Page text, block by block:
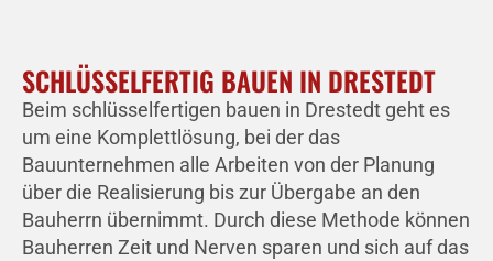
SCHLÜSSELFERTIG BAUEN IN DRESTEDT
Beim schlüsselfertigen bauen in Drestedt geht es
um eine Komplettlösung, bei der das
Bauunternehmen alle Arbeiten von der Planung
über die Realisierung bis zur Übergabe an den
Bauherrn übernimmt. Durch diese Methode können
Bauherren Zeit und Nerven sparen und sich auf das